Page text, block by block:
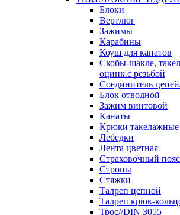
Блоки
Вертлюг
Зажимы
Карабины
Коуш для канатов
Скобы-шакле,
оцинк.с резьбой
Соединитель
Блок отводной
Зажим винтовой
Канаты
Крюки такелажные
Лебедки
Лента цветная
Страховочный пояс
Стропы
Стяжки
Талреп цепной
Талреп крюк-
Трос//DIN 3055